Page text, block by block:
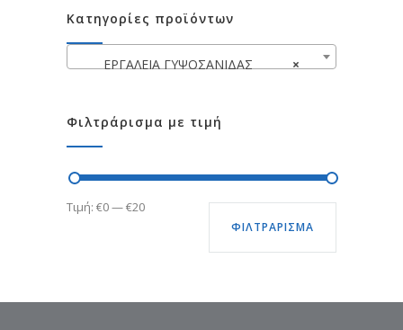
Κατηγορίες προϊόντων
×
ΕΡΓΑΛΕΙΑ ΓΥΨΟΣΑΝΙΔΑΣ
Φιλτράρισμα με τιμή
Ελάχιστη
Μέγιστη
ΦΙΛΤΡΆΡΙΣΜΑ
Τιμή: €0—€20